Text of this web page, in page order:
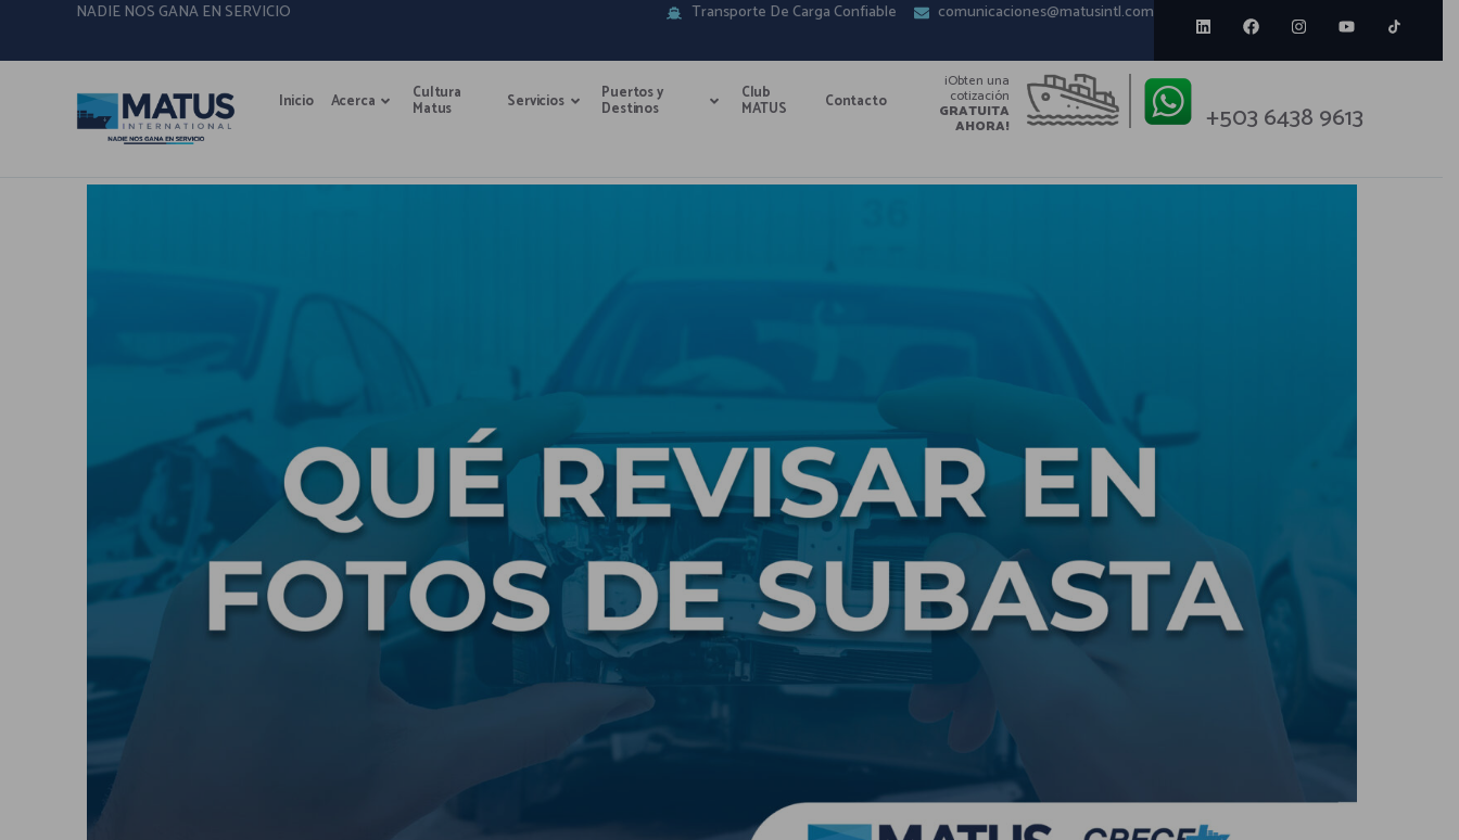
NADIE NOS GANA EN SERVICIO Transporte De Carga Confiable comunicaciones@matusintl.com
Inicio Acerca Cultura
Matus Servicios Puertos y
Destinos
Club
MATUS Contacto
¡Obten una
cotización
GRATUITA
AHORA! +503 6438 9613